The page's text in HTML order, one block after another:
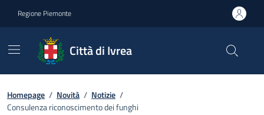
Regione Piemonte
Città di Ivrea
Homepage / Novità / Notizie /
Consulenza riconoscimento dei funghi